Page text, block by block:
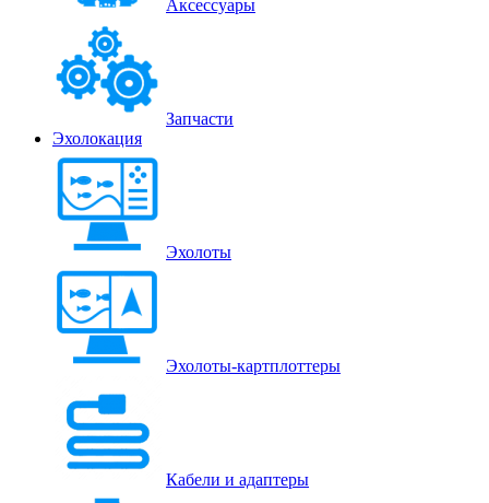
Аксессуары
Запчасти
Эхолокация
Эхолоты
Эхолоты-картплоттеры
Кабели и адаптеры